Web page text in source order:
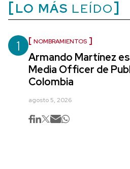
LO MÁS LEÍDO
1 NOMBRAMIENTOS
Armando Martínez
Media Officer de
Colombia
agosto 5, 2026